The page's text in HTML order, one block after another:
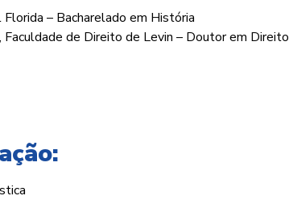
– Bacharelado em História
Faculdade de Direito de Levin – Doutor em Direito